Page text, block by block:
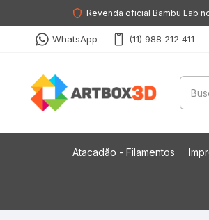
Revenda oficial Bambu Lab
WhatsApp (11) 988 212 411
Atacadão - Filamentos